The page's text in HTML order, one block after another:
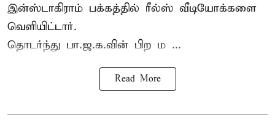
இன்ஸ்டாகிராம் பக்கத்தில் ரீல்ஸ் வீடியோக்களை
வெளியிட்டார்.
தொடர்ந்து பா.ஜ.க.வின் பிற ம ...
Read More